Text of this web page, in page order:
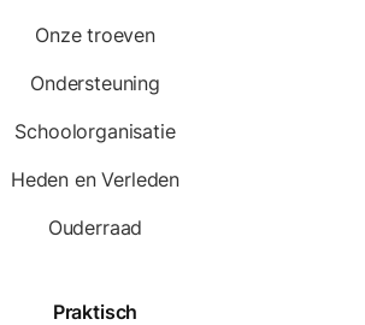
Onze troeven
Ondersteuning
Schoolorganisatie
Heden en Verleden
Ouderraad
Praktisch